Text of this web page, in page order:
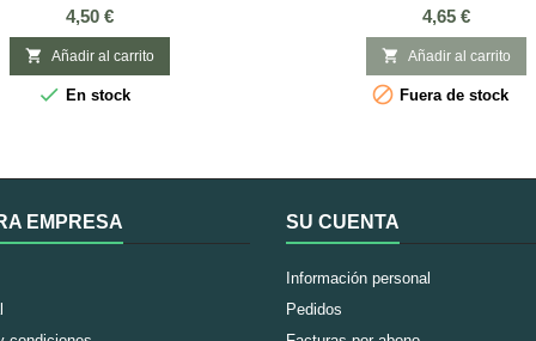
Precio
4,50 €
 Añadir al carrito
 En stock
contiene té. INGREDIENTES: Coco,
limón, mirto limón, bálsamo de
mora dulce, cáscaras de limón,
flores de caléndula. SABOR:
Ideal para el verano servida en
Precio
4,65 €
 Añadir al carrito
 Fuera de stock
EMPRESA SU CUENTA
Información personal
Pedidos